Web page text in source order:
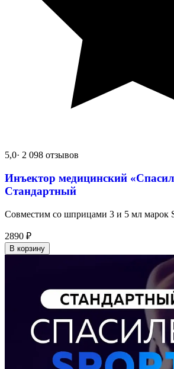
5,0· 2 098 отзывов
Инъектор медицинский
Стандартный
Совместим со шприцами 3 и 5 мл марок
2890 ₽
В корзину